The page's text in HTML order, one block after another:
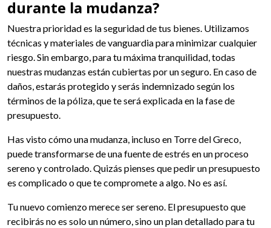
durante la mudanza?
Nuestra prioridad es la seguridad de tus bienes. Utilizamos
técnicas y materiales de vanguardia para minimizar cualquier
riesgo. Sin embargo, para tu máxima tranquilidad, todas
nuestras mudanzas están cubiertas por un seguro. En caso de
daños, estarás protegido y serás indemnizado según los
términos de la póliza, que te será explicada en la fase de
presupuesto.
Has visto cómo una mudanza, incluso en Torre del Greco,
puede transformarse de una fuente de estrés en un proceso
sereno y controlado. Quizás pienses que pedir un presupuesto
es complicado o que te compromete a algo. No es así.
Tu nuevo comienzo merece ser sereno. El presupuesto que
recibirás no es solo un número, sino un plan detallado para tu